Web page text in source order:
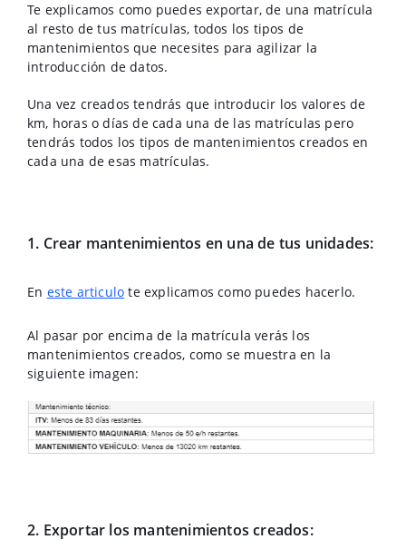
Te explicamos como puedes exportar, de una matrícula
al resto de tus matrículas, todos los tipos de
mantenimientos que necesites para agilizar la
introducción de datos.
Una vez creados tendrás que introducir los valores de
km, horas o días de cada una de las matrículas pero
tendrás todos los tipos de mantenimientos creados en
cada una de esas matrículas.
1. Crear mantenimientos en una de tus unidades:
En este articulo te explicamos como puedes hacerlo.
Al pasar por encima de la matrícula verás los
mantenimientos creados, como se muestra en la
siguiente imagen:
2. Exportar los mantenimientos creados: